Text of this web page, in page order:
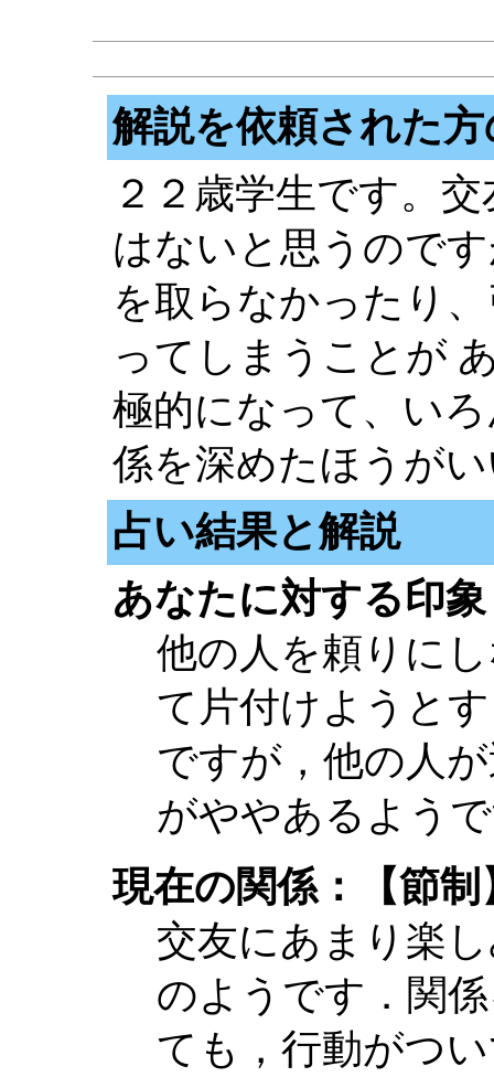
解説を依頼された
２２歳学生です。
はないと思うので
を取らなかったり
ってしまうことが
極的になって、い
係を深めたほうが
占い結果と解説
あなたに対する印
他の人を頼りに
て片付けようと
ですが，他の人
がややあるよう
現在の関係：【節制
交友にあまり楽
のようです．関
ても，行動がつ